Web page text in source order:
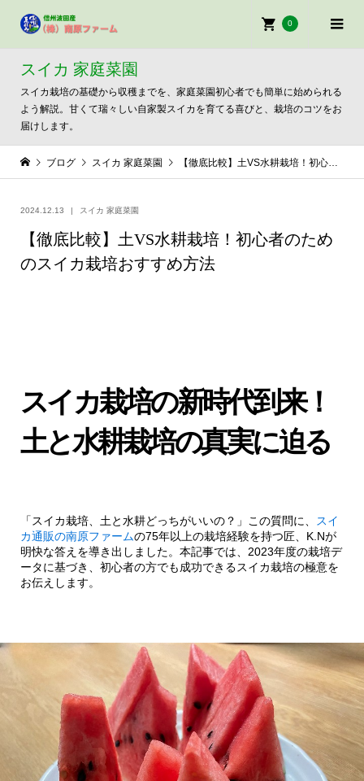
0
スイカ 家庭菜園
スイカ栽培の基礎から収穫までを、家庭菜園初心者でも簡単に始められる
よう解説。甘くて瑞々しい自家製スイカを育てる喜びと、栽培のコツをお
届けします。
ブログ スイカ 家庭菜園 【徹底比較】土VS水耕栽培！初心者のためのスイカ栽培おすすめ方法
2024.12.13 スイカ 家庭菜園
【徹底比較】土VS水耕栽培！初心者のため
のスイカ栽培おすすめ方法
スイカ栽培の新時代到来！
土と水耕栽培の真実に迫る
「スイカ栽培、土と水耕どっちがいいの？」この質問に、
スイ
カ通販の南原ファームの75年以上の栽培経験を持つ匠、K.Nが
明快な答えを導き出しました。本記事では、2023年度の栽培デ
ータに基づき、初心者の方でも成功できるスイカ栽培の極意を
お伝えします。